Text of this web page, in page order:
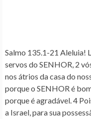
Salmo 135.1-21 Aleluia!
servos do SENHOR, 2
nos átrios da casa do
porque o SENHOR é
porque é agradável. 4
a Israel, para sua